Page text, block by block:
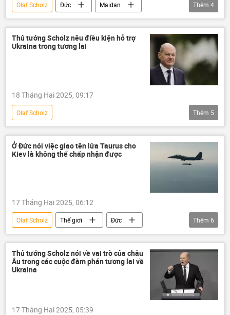
Olaf Scholz Đức
Maidan
Chính trị
Thế giới
Xã hội
bầu cử
Thêm 4
Thủ tướng Scholz nêu điều kiện hỗ trợ
Ukraina trong tương lai
18 Tháng Hai 2025, 09:17
Olaf Scholz
Chiến dịch quân sự đặc biệt tại Ukraina
Thế giới
Ukraina
viện trợ
Nga
Đức
Thêm 5
Ở Đức nói việc giao tên lửa Taurus cho
Kiev là không thể chấp nhận được
17 Tháng Hai 2025, 06:12
Olaf Scholz Thế giới
Đức
tên lửa
Quân sự
Nga
Ukraina
Chiến dịch quân sự đặc biệt tại Ukraina
Thêm 6
Thủ tướng Scholz nói về vai trò của châu
Âu trong các cuộc đàm phán tương lai về
Ukraina
17 Tháng Hai 2025, 05:39